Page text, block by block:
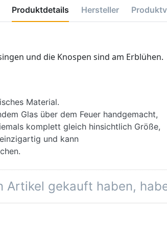
Produktdetails Hersteller
und die Knospen sind am Erblühen.
Material.
Glas über dem Feuer handgemacht,
komplett gleich hinsichtlich Größe,
und kann
Artikel gekauft haben,